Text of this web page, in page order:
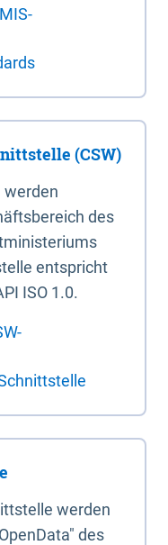
(CSW)
werden
des
entspricht
ISO 1.0.
werden
des